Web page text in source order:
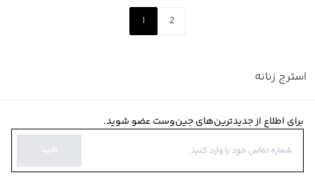
1 2
استرج زنانه
برای اطلاع از جدیدترین‌های جین‌وست عضو شوید.
تایید